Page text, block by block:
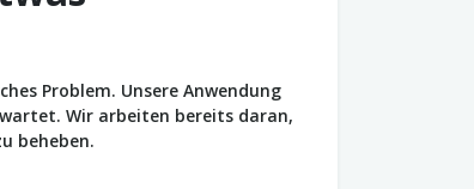
Problem. Unsere Anwendung
Wir arbeiten bereits daran,
beheben.